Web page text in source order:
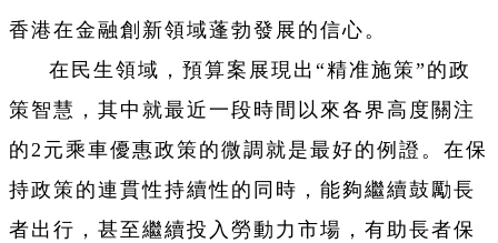
香港在金融創新領域蓬勃發展的信心。
在民生領域，預算案展現出“精准施策”的政
策智慧，其中就最近一段時間以來各界高度關注
的2元乘車優惠政策的微調就是最好的例證。在保
持政策的連貫性持續性的同時，能夠繼續鼓勵長
者出行，甚至繼續投入勞動力市場，有助長者保